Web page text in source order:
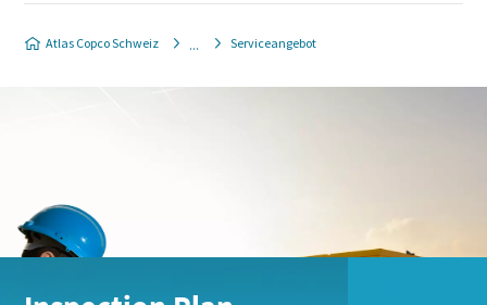
Atlas Copco Schweiz Serviceangebot